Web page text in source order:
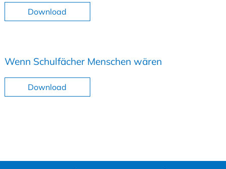
Download
Wenn Schulfächer Menschen wären
Download